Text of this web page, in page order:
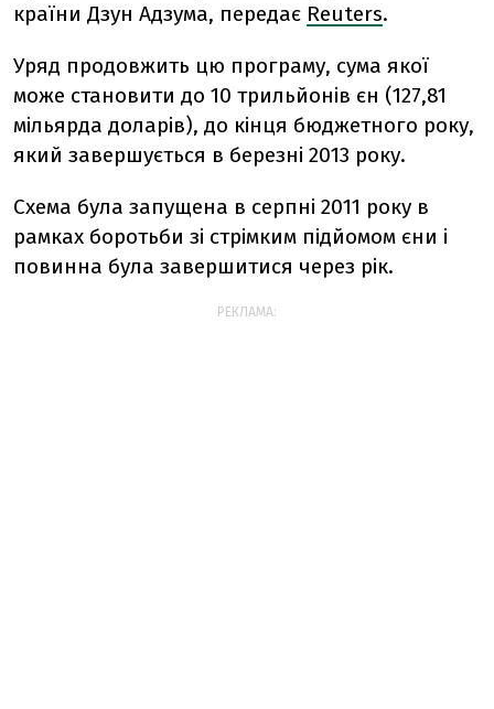
країни Дзун Адзума, передає Reuters.
Уряд продовжить цю програму, сума якої
може становити до 10 трильйонів єн (127,81
мільярда доларів), до кінця бюджетного року,
який завершується в березні 2013 року.
Схема була запущена в серпні 2011 року в
рамках боротьби зі стрімким підйомом єни і
повинна була завершитися через рік.
РЕКЛАМА: